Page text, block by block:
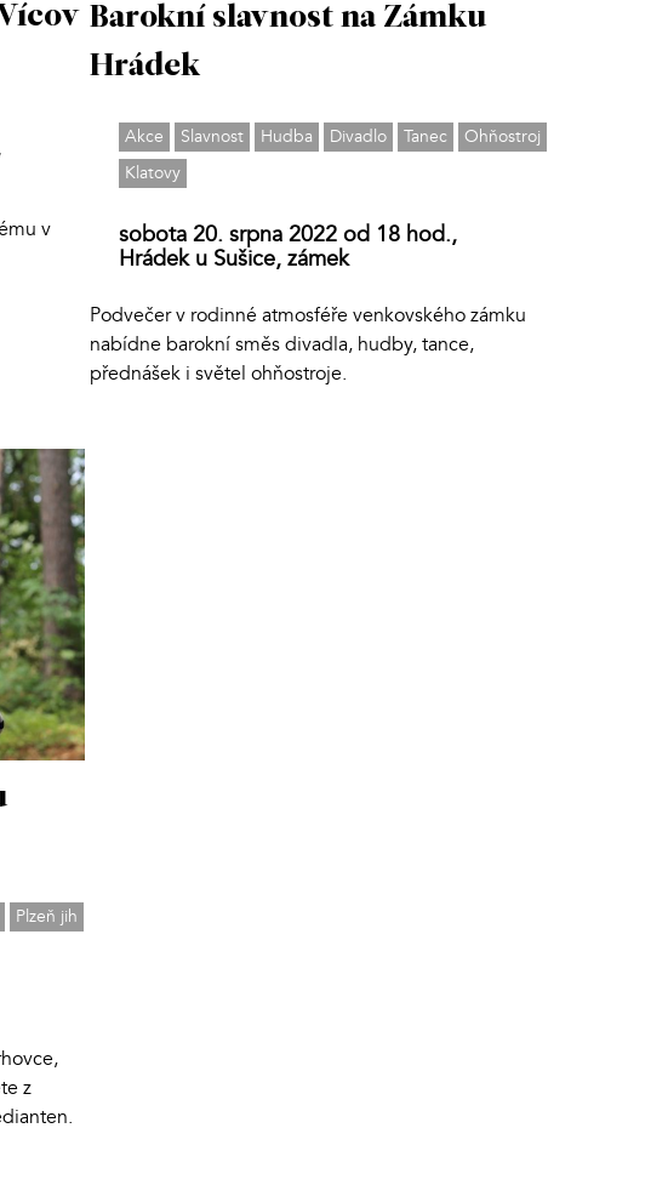
v
Barokní slavnost na Zámku
Hrádek
Akce Slavnost Hudba Divadlo Tanec
Ohňostroj
Klatovy
sobota 20. srpna 2022 od 18 hod.,
Hrádek u Sušice, zámek
Podvečer v rodinné atmosféře venkovského zámku
nabídne barokní směs divadla, hudby, tance,
přednášek i světel ohňostroje.
Plzeň jih
z